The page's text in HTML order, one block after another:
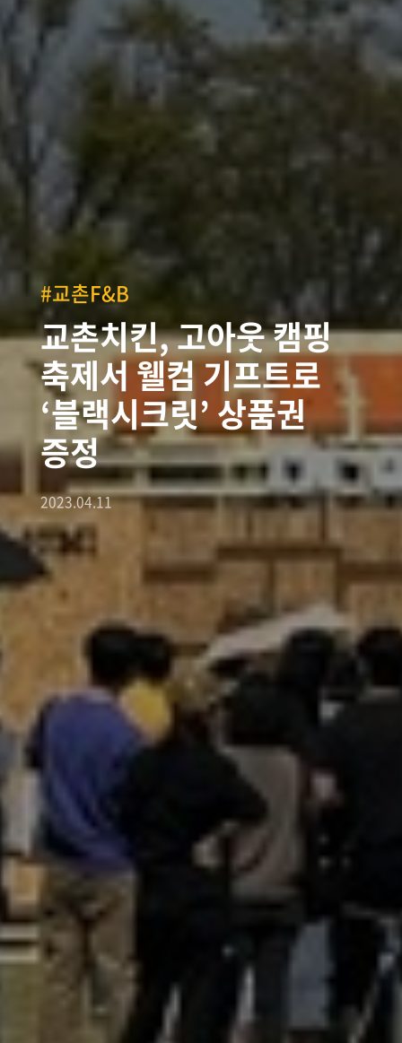
#교촌F&B
교촌치킨, 고아웃 캠핑
축제서 웰컴 기프트로
‘블랙시크릿’ 상품권
증정
2023.04.11